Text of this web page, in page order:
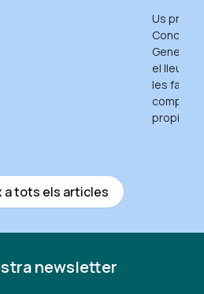
Us
el lleure
les
propi pla
a tots els articles
newsletter